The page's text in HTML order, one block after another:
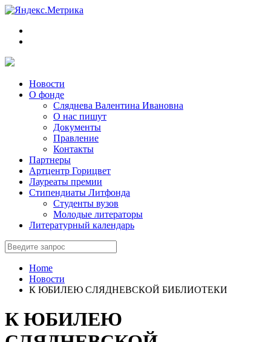
Новости
О фонде
Сляднева Валентина Ивановна
О нас пишут
Документы
Правление
Контакты
Партнеры
Артцентр Горицвет
Лауреаты премии
Стипендиаты Литфонда
Студенты вузов
Молодые литераторы
Литературный календарь
Home
Новости
К ЮБИЛЕЮ СЛЯДНЕВСКОЙ БИБЛИОТЕКИ
К ЮБИЛЕЮ